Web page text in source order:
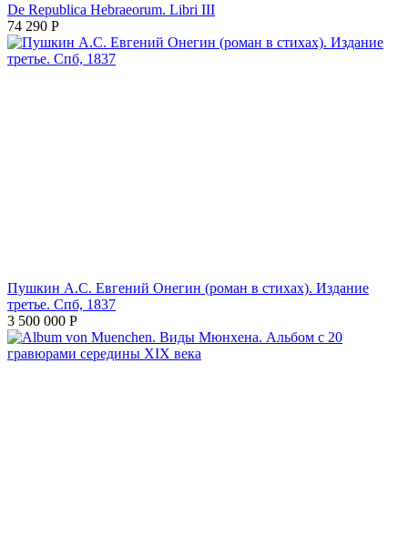
De Republica Hebraeorum. Libri III
74 290 Р
Пушкин А.С. Евгений Онегин (роман в стихах). Издание
третье. Спб, 1837
3 500 000 Р